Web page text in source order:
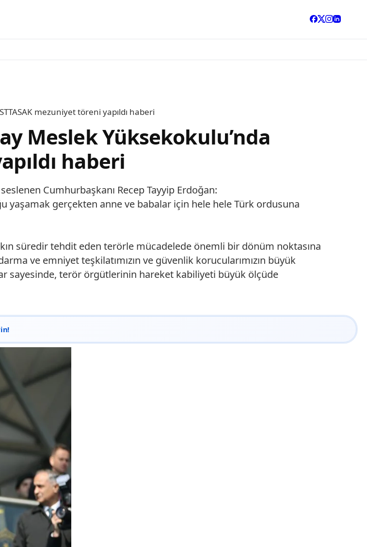
mezuniyet töreni yapıldı haberi
Meslek Yüksekokulu’nda
haberi
Cumhurbaşkanı Recep Tayyip Erdoğan:
yaşamak gerçekten anne ve babalar için hele hele Türk ordusuna
süredir tehdit eden terörle mücadelede önemli bir dönüm noktasına
ve emniyet teşkilatımızın ve güvenlik korucularımızın büyük
sayesinde, terör örgütlerinin hareket kabiliyeti büyük ölçüde